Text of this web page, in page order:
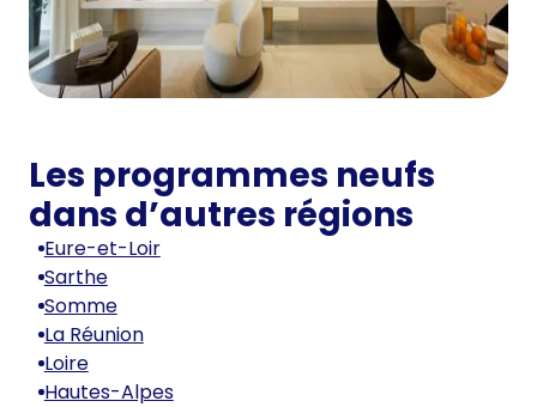
Les programmes neufs
dans d’autres régions
Eure-et-Loir
Sarthe
Somme
La Réunion
Loire
Hautes-Alpes